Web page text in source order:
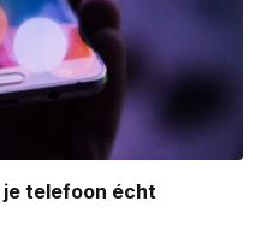
je telefoon écht